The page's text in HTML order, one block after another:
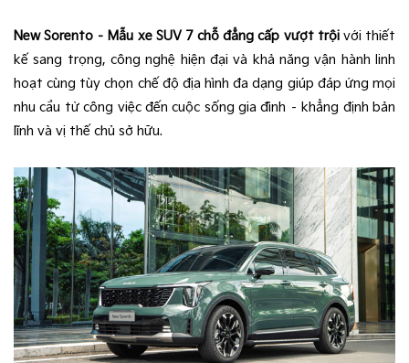
New Sorento – Mẫu xe SUV 7 chỗ đẳng cấp vượt trộivới thiết
kế sang trọng, công nghệ hiện đại và khả năng vận hành linh
hoạt cùng tùy chọn chế độ địa hình đa dạng giúp đáp ứng mọi
nhu cầu từ công việc đến cuộc sống gia đình – khẳng định bản
lĩnh và vị thế chủ sở hữu.​